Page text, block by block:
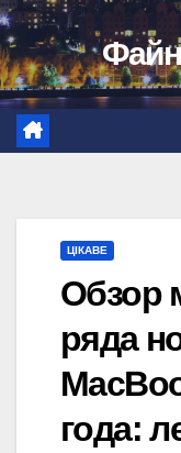
Перейти
до
вмісту
ЦІКАВЕ
Обзор
ряда
года: